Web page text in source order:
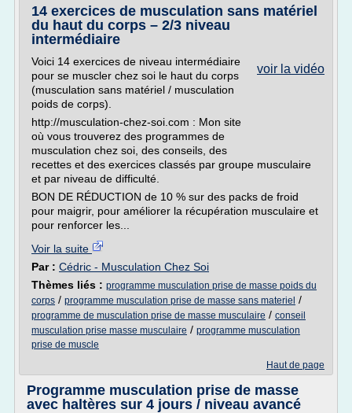
14 exercices de musculation sans matériel
du haut du corps – 2/3 niveau
intermédiaire
voir la vidéo
Voici 14 exercices de niveau intermédiaire
pour se muscler chez soi le haut du corps
(musculation sans matériel / musculation
poids de corps).
http://musculation-chez-soi.com : Mon site
où vous trouverez des programmes de
musculation chez soi, des conseils, des
recettes et des exercices classés par groupe musculaire
et par niveau de difficulté.
BON DE RÉDUCTION de 10 % sur des packs de froid
pour maigrir, pour améliorer la récupération musculaire et
pour renforcer les...
Voir la suite
Par : Cédric - Musculation Chez Soi
Thèmes liés : programme musculation prise de masse poids du
corps / programme musculation prise de masse sans materiel /
programme de musculation prise de masse musculaire / conseil
musculation prise masse musculaire / programme musculation
prise de muscle
Haut de page
Programme musculation prise de masse
avec haltères sur 4 jours / niveau avancé